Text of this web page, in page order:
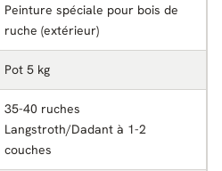
Peinture spéciale pour bois de
ruche (extérieur)
Pot 5 kg
35-40 ruches
Langstroth/Dadant à 1-2
couches